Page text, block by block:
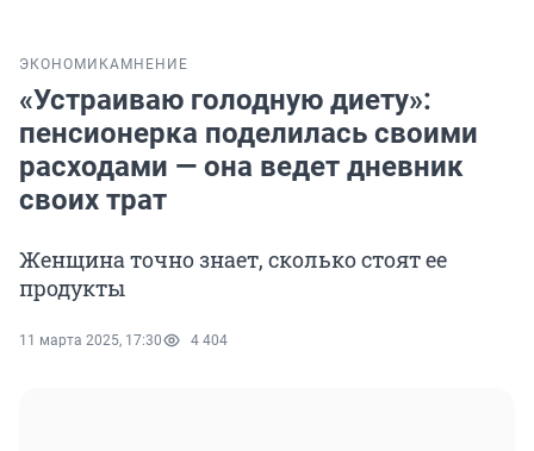
ЭКОНОМИКА МНЕНИЕ
«Устраиваю голодную диету»:
пенсионерка поделилась своими
расходами — она ведет дневник
своих трат
Женщина точно знает, сколько стоят ее
продукты
11 марта 2025, 17:30 4 404